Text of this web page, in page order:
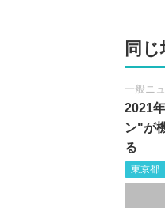
同
一般ニ
2021
ン"が
る
東京都